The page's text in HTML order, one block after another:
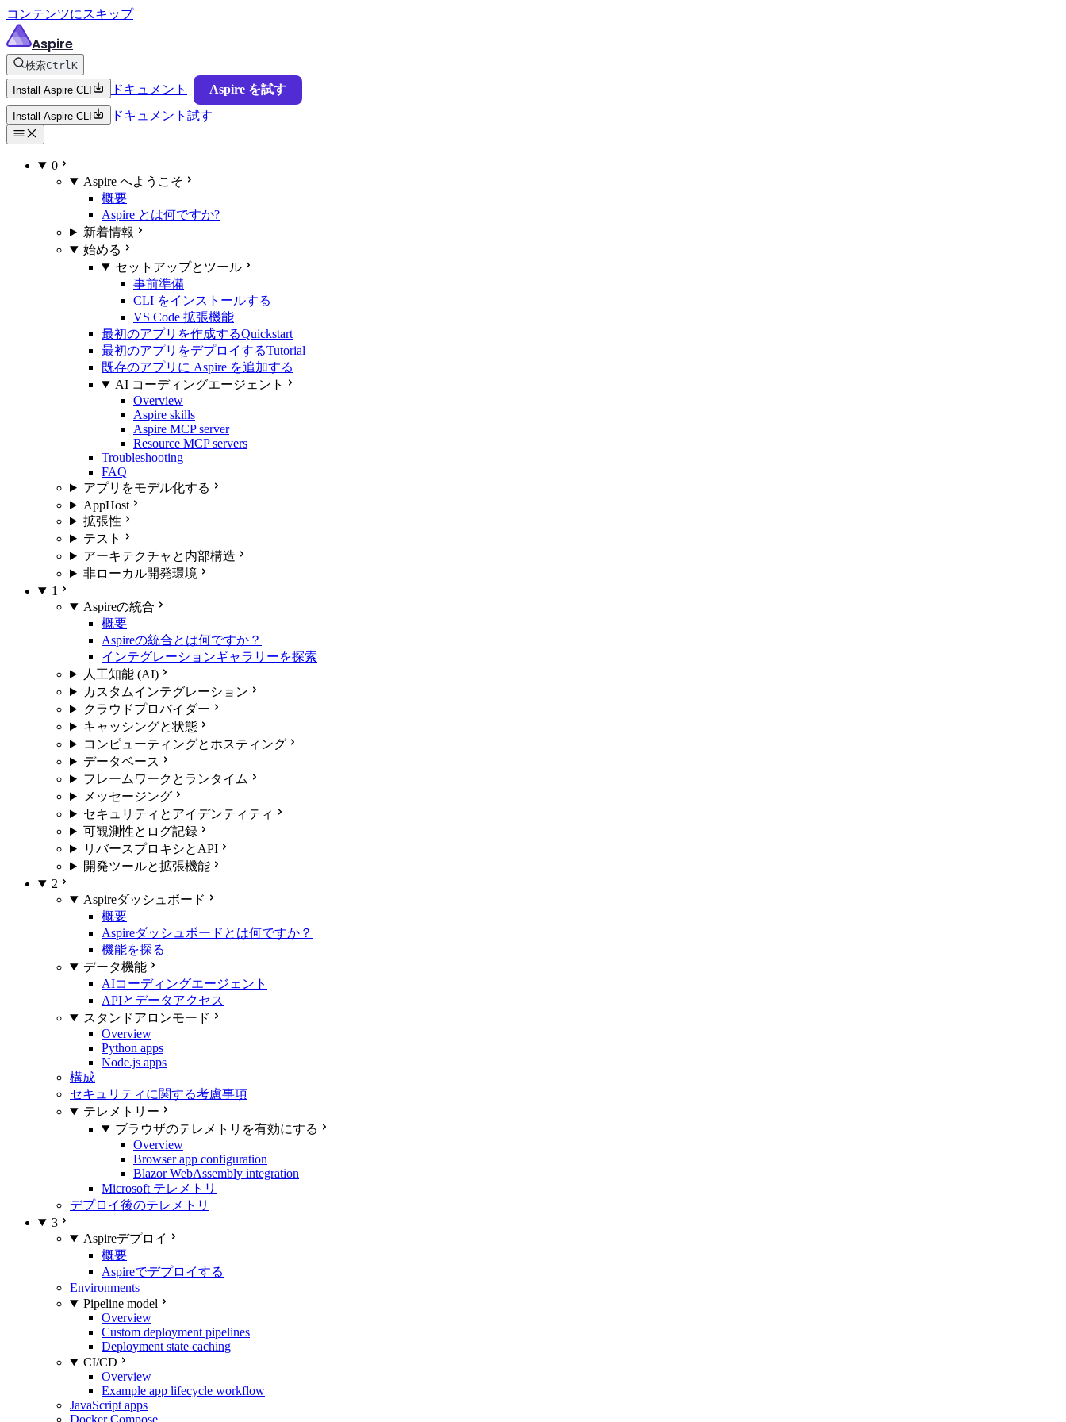
コンテンツにスキップ
Aspire
検索CtrlK
Install Aspire CLI ドキュメント Aspire を試す
Install Aspire CLI ドキュメント 試す
0
Aspire へようこそ
概要
Aspire とは何ですか?
新着情報
始める
セットアップとツール
事前準備
CLI をインストールする
VS Code 拡張機能
最初のアプリを作成するQuickstart
最初のアプリをデプロイするTutorial
既存のアプリに Aspire を追加する
AI コーディングエージェント
Overview
Aspire skills
Aspire MCP server
Resource MCP servers
Troubleshooting
FAQ
アプリをモデル化する
AppHost
拡張性
テスト
アーキテクチャと内部構造
非ローカル開発環境
1
Aspireの統合
概要
Aspireの統合とは何ですか？
インテグレーションギャラリーを探索
人工知能 (AI)
カスタムインテグレーション
クラウドプロバイダー
キャッシングと状態
コンピューティングとホスティング
データベース
フレームワークとランタイム
メッセージング
セキュリティとアイデンティティ
可観測性とログ記録
リバースプロキシとAPI
開発ツールと拡張機能
2
Aspireダッシュボード
概要
Aspireダッシュボードとは何ですか？
機能を探る
データ機能
AIコーディングエージェント
APIとデータアクセス
スタンドアロンモード
Overview
Python apps
Node.js apps
構成
セキュリティに関する考慮事項
テレメトリー
ブラウザのテレメトリを有効にする
Overview
Browser app configuration
Blazor WebAssembly integration
Microsoft テレメトリ
デプロイ後のテレメトリ
3
Aspireデプロイ
概要
Aspireでデプロイする
Environments
Pipeline model
Overview
Custom deployment pipelines
Deployment state caching
CI/CD
Overview
Example app lifecycle workflow
JavaScript apps
Docker Compose